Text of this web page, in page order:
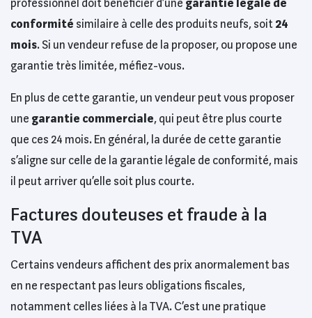
professionnel doit bénéficier d’une garantie légale de
conformité similaire à celle des produits neufs, soit 24
mois. Si un vendeur refuse de la proposer, ou propose une
garantie très limitée, méfiez-vous.
En plus de cette garantie, un vendeur peut vous proposer
une garantie commerciale, qui peut être plus courte
que ces 24 mois. En général, la durée de cette garantie
s’aligne sur celle de la garantie légale de conformité, mais
il peut arriver qu’elle soit plus courte.
Factures douteuses et fraude à la
TVA
Certains vendeurs affichent des prix anormalement bas
en ne respectant pas leurs obligations fiscales,
notamment celles liées à la TVA. C’est une pratique